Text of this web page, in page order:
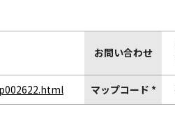
お問い合わせ
マップコード *